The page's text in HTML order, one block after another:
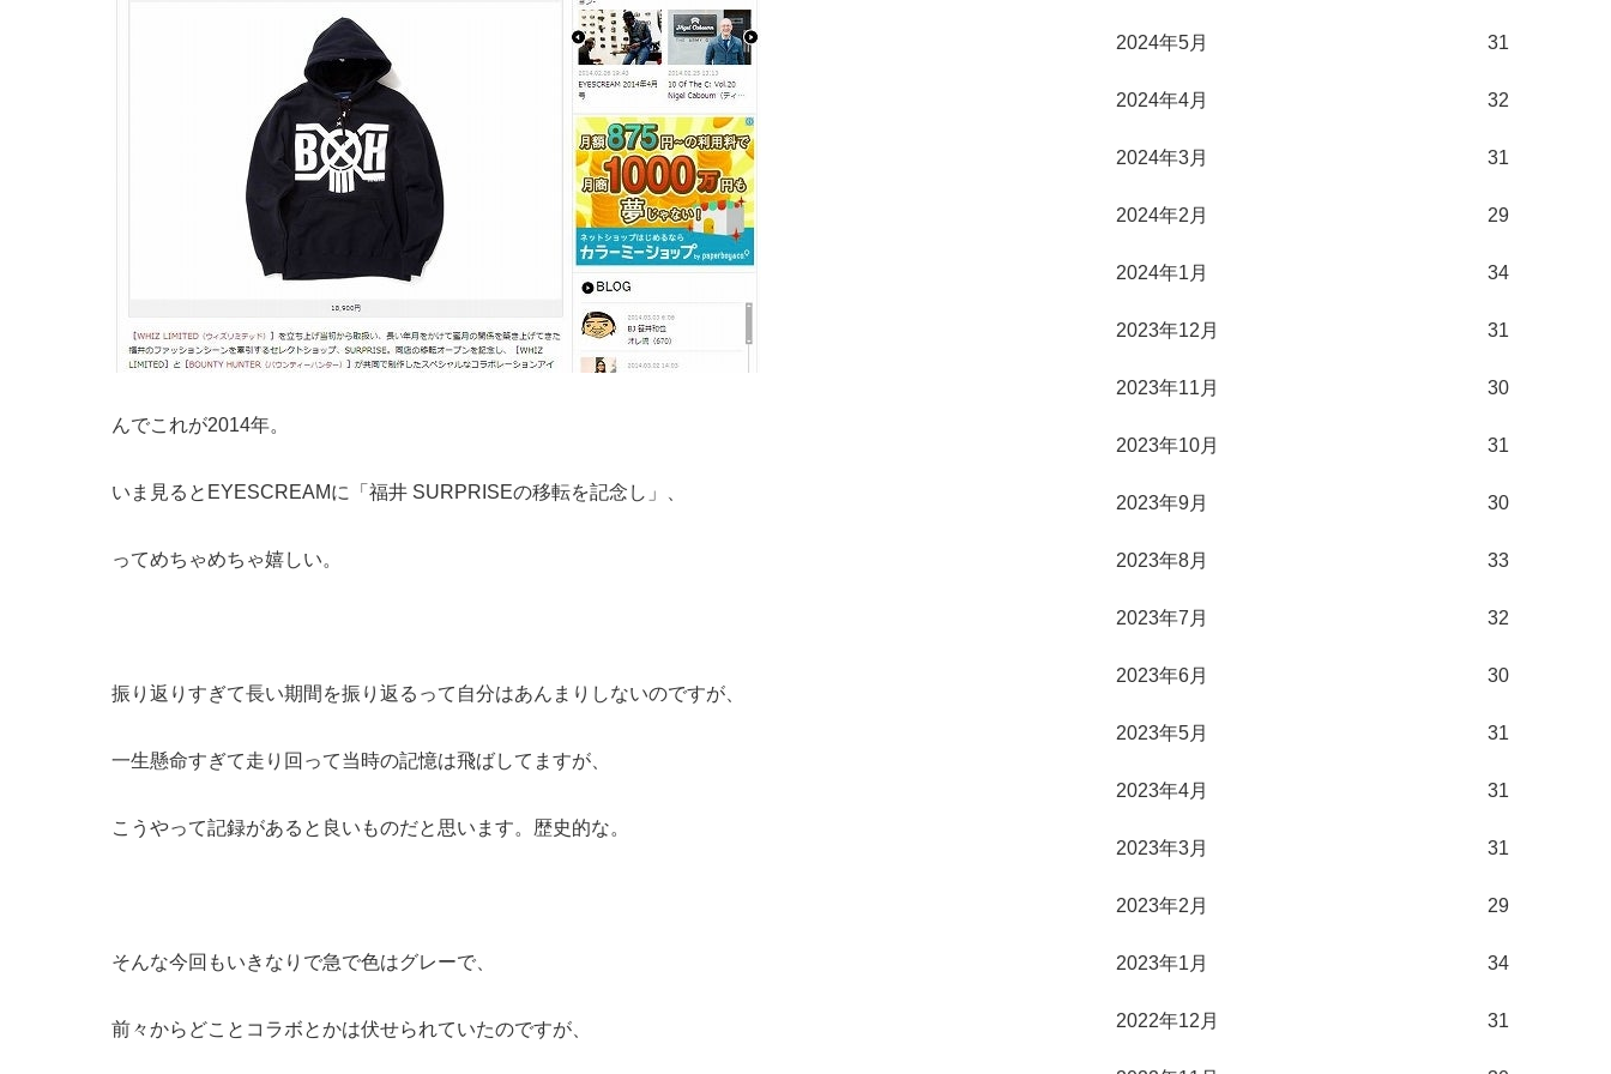
んでこれが2014年。
いま見るとEYESCREAMに「福井 SURPRISEの移転を記念し」、
ってめちゃめちゃ嬉しい。
振り返りすぎて長い期間を振り返るって自分はあんまりしないのですが、
一生懸命すぎて走り回って当時の記憶は飛ばしてますが、
こうやって記録があると良いものだと思います。歴史的な。
そんな今回もいきなりで急で色はグレーで、
前々からどことコラボとかは伏せられていたのですが、
2024年5月 31
2024年4月 32
2024年3月 31
2024年2月 29
2024年1月 34
2023年12月 31
2023年11月 30
2023年10月 31
2023年9月 30
2023年8月 33
2023年7月 32
2023年6月 30
2023年5月 31
2023年4月 31
2023年3月 31
2023年2月 29
2023年1月 34
2022年12月 31